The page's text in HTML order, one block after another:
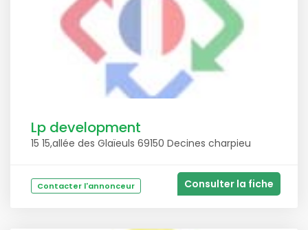
Lp development
15 15,allée des Glaïeuls 69150 Decines charpieu
Contacter l'annonceur Consulter la fiche